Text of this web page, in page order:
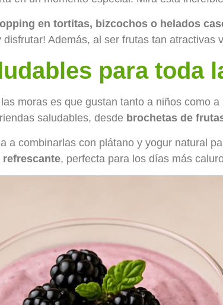
en tortitas, bizcochos o helados
disfrutar! Además, al ser frutas tan
para toda
moras es que gustan tanto a niños como
saludables, desde brochetas de
a combinarlas con plátano y yogur natural
, perfecta para los días más